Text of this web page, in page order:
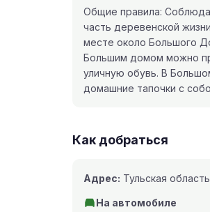
Общие правила:
часть деревенской
месте около Большого
Большим домом можно
уличную обувь. В
домашние тапочки с
Как добраться
Адрес: Тульская
На автомобиле